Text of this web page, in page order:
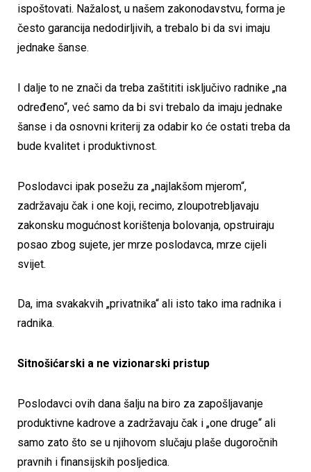
ispoštovati. Nažalost, u našem zakonodavstvu, forma je
često garancija nedodirljivih, a trebalo bi da svi imaju
jednake šanse.
I dalje to ne znači da treba zaštititi isključivo radnike „na
određeno“, već samo da bi svi trebalo da imaju jednake
šanse i da osnovni kriterij za odabir ko će ostati treba da
bude kvalitet i produktivnost.
Poslodavci ipak posežu za „najlakšom mjerom“,
zadržavaju čak i one koji, recimo, zloupotrebljavaju
zakonsku mogućnost korištenja bolovanja, opstruiraju
posao zbog sujete, jer mrze poslodavca, mrze cijeli
svijet.
Da, ima svakakvih „privatnika“ ali isto tako ima radnika i
radnika.
Sitnošićarski a ne vizionarski pristup
Poslodavci ovih dana šalju na biro za zapošljavanje
produktivne kadrove a zadržavaju čak i „one druge“ ali
samo zato što se u njihovom slučaju plaše dugoročnih
pravnih i finansijskih posljedica.